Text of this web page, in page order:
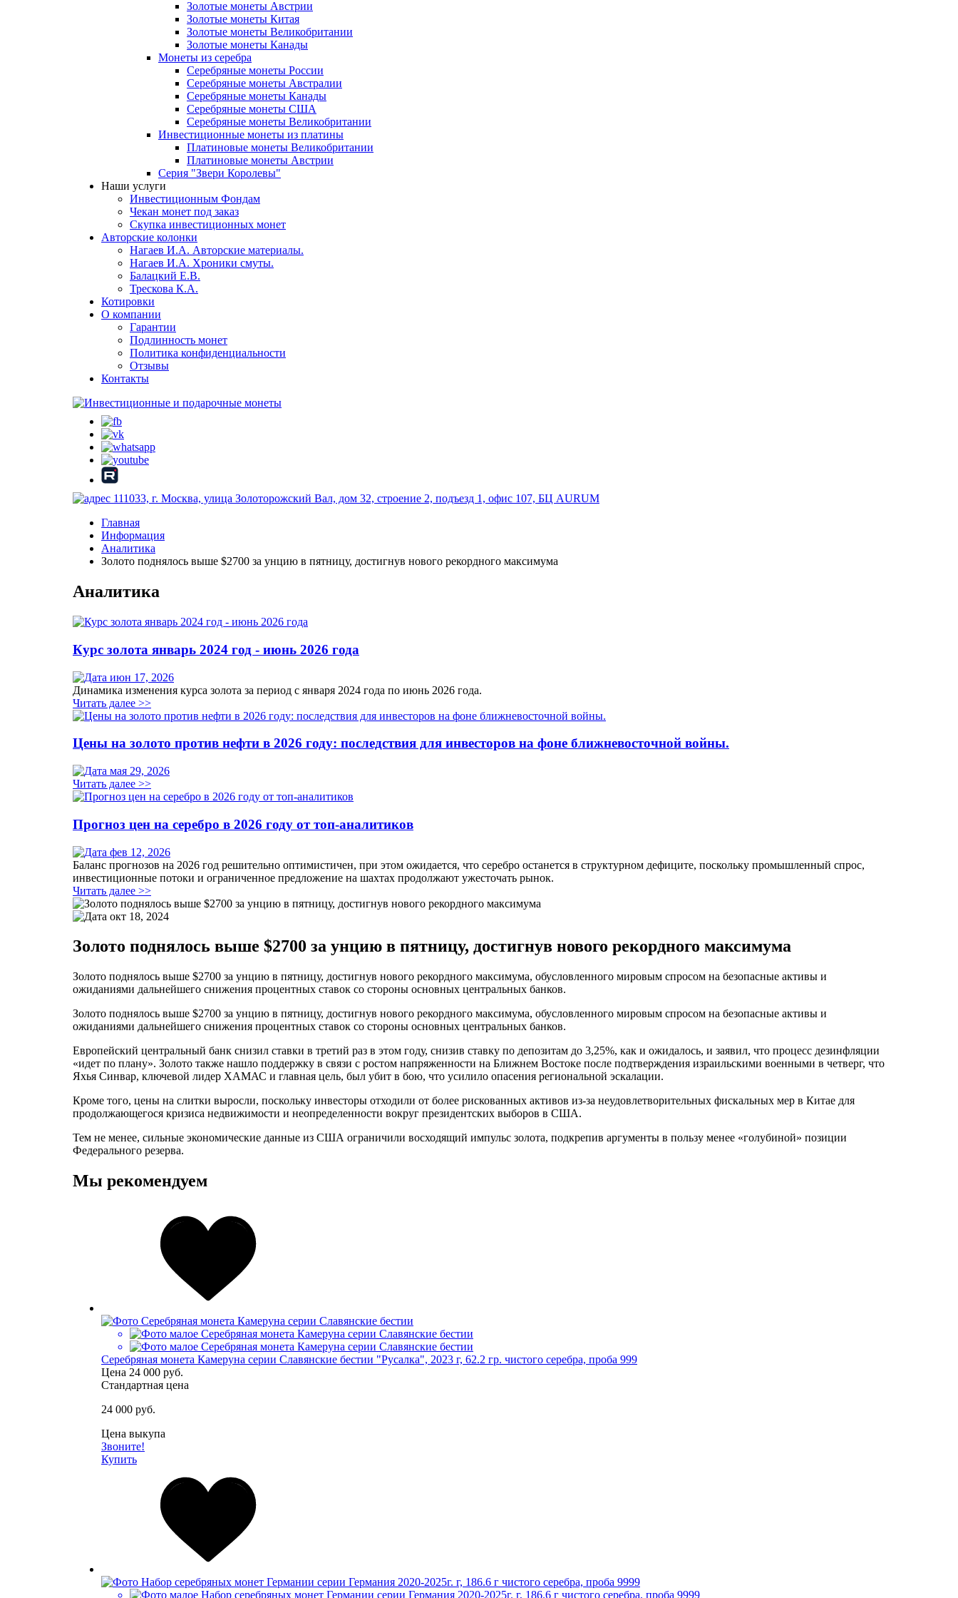
Золотые монеты Австрии
Золотые монеты Китая
Золотые монеты Великобритании
Золотые монеты Канады
Монеты из серебра
Серебряные монеты России
Серебряные монеты Австралии
Серебряные монеты Канады
Серебряные монеты США
Серебряные монеты Великобритании
Инвестиционные монеты из платины
Платиновые монеты Великобритании
Платиновые монеты Австрии
Серия "Звери Королевы"
Наши услуги
Инвестиционным Фондам
Чекан монет под заказ
Скупка инвестиционных монет
Авторские колонки
Нагаев И.А. Авторские материалы.
Нагаев И.А. Хроники смуты.
Балацкий Е.В.
Трескова К.А.
Котировки
О компании
Гарантии
Подлинность монет
Политика конфиденциальности
Отзывы
Контакты
111033, г. Москва, улица Золоторожский Вал, дом 32, строение 2, подъезд 1, офис 107, БЦ AURUM
Главная
Информация
Аналитика
Золото поднялось выше $2700 за унцию в пятницу, достигнув нового рекордного максимума
Аналитика
Курс золота январь 2024 год - июнь 2026 года
июн 17, 2026
Динамика изменения курса золота за период с января 2024 года по июнь 2026 года.
Читать далее >>
Цены на золото против нефти в 2026 году: последствия для инвесторов на фоне ближневосточной войны.
мая 29, 2026
Читать далее >>
Прогноз цен на серебро в 2026 году от топ-аналитиков
фев 12, 2026
Баланс прогнозов на 2026 год решительно оптимистичен, при этом ожидается, что серебро останется в структурном дефиците, поскольку промышленный спрос,
инвестиционные потоки и ограниченное предложение на шахтах продолжают ужесточать рынок.
Читать далее >>
окт 18, 2024
Золото поднялось выше $2700 за унцию в пятницу, достигнув нового рекордного максимума
Золото поднялось выше $2700 за унцию в пятницу, достигнув нового рекордного максимума, обусловленного мировым спросом на безопасные активы и
ожиданиями дальнейшего снижения процентных ставок со стороны основных центральных банков.
Золото поднялось выше $2700 за унцию в пятницу, достигнув нового рекордного максимума, обусловленного мировым спросом на безопасные активы и
ожиданиями дальнейшего снижения процентных ставок со стороны основных центральных банков.
Европейский центральный банк снизил ставки в третий раз в этом году, снизив ставку по депозитам до 3,25%, как и ожидалось, и заявил, что процесс дезинфляции
«идет по плану». Золото также нашло поддержку в связи с ростом напряженности на Ближнем Востоке после подтверждения израильскими военными в четверг, что
Яхья Синвар, ключевой лидер ХАМАС и главная цель, был убит в бою, что усилило опасения региональной эскалации.
Кроме того, цены на слитки выросли, поскольку инвесторы отходили от более рискованных активов из-за неудовлетворительных фискальных мер в Китае для
продолжающегося кризиса недвижимости и неопределенности вокруг президентских выборов в США.
Тем не менее, сильные экономические данные из США ограничили восходящий импульс золота, подкрепив аргументы в пользу менее «голубиной» позиции
Федерального резерва.
Мы рекомендуем
Серебряная монета Камеруна серии Славянские бестии "Русалка", 2023 г, 62.2 гр. чистого серебра, проба 999
Цена 24 000 руб.
Стандартная цена
24 000 руб.
Цена выкупа
Звоните!
Купить